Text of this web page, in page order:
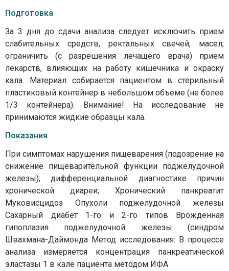
Подготовка
За 3 дня до сдачи анализа следует исключить прием
слабительных средств, ректальных свечей, масел,
ограничить (с разрешения лечащего врача) прием
лекарств, влияющих на работу кишечника и окраску
кала. Материал собирается пациентом в стерильный
пластиковый контейнер в небольшом объеме (не более
1/3 контейнера). Внимание! На исследование не
принимаются жидкие образцы кала.
Показания
При симптомах нарушения пищеварения (подозрение на
снижение пищеварительной функции поджелудочной
железы); дифференциальной диагностике причин
хронической диареи; Хронический панкреатит
Муковисцидоз Опухоли поджелудочной железы
Сахарный диабет 1-го и 2-го типов Врожденная
гипоплазия поджелудочной железы (синдром
Швахмана-Даймонда Метод исследования: В процессе
анализа измеряется концентрация панкреатической
эластазы 1 в кале пациента методом ИФА